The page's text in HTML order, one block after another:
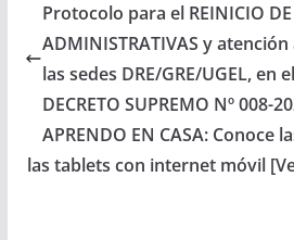
Protocolo para el REINICIO DE
ADMINISTRATIVAS y
las sedes DRE/GRE/UGEL, en
DECRETO SUPREMO Nº 008-
APRENDO EN CASA: Conoce
las tablets con internet móvil